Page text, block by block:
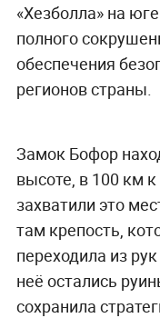
«Хезболла» на
полного
обеспечения
регионов страны.
Замок Бофор
высоте, в 100 км
захватили это
там крепость,
переходила из
неё остались
сохранила